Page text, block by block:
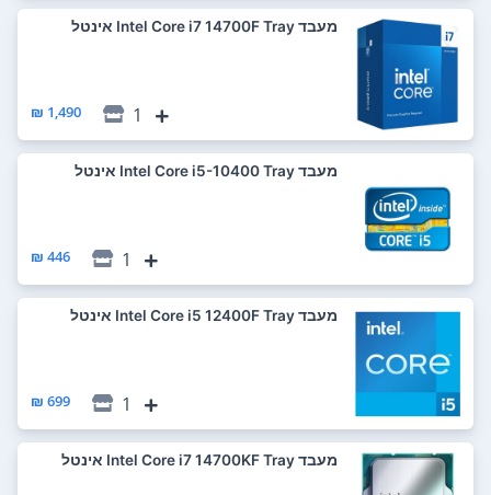
מעבד Intel Core i7 14700F Tray אינטל
1
1,490 ₪
מעבד Intel Core i5-10400 Tray אינטל
1
446 ₪
מעבד Intel Core i5 12400F Tray אינטל
1
699 ₪
מעבד Intel Core i7 14700KF Tray אינטל